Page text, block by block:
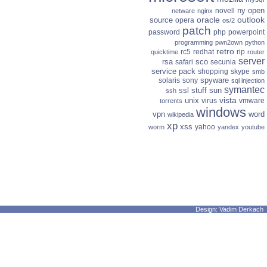
netware nginx novell ny open
source opera oracle os/2 outlook
password patch php powerpoint
programming pwn2own python
quicktime rc5 redhat retro rip router
rsa safari sco secunia server
service pack shopping skype smb
solaris sony spyware sql injection
ssh ssl stuff sun symantec
torrents unix virus vista vmware
vpn wikipedia windows word
worm xp xss yahoo yandex youtube
Design: Vadim Derkach